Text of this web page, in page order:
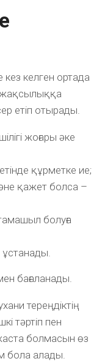
келген ортада
етіп отырады.
жоғары әке
құрметке ие;
қажет болса –
болуға
бағаланады.
тереңдіктің
тәртіп пен
болмасын өз
бола алады.